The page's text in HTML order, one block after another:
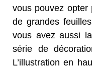
vous pouvez opter
de grandes
vous avez aussi
série de
L’illustration en